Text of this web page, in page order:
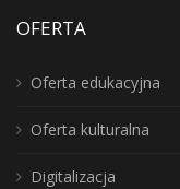
OFERTA
Oferta edukacyjna
Oferta kulturalna
Digitalizacja